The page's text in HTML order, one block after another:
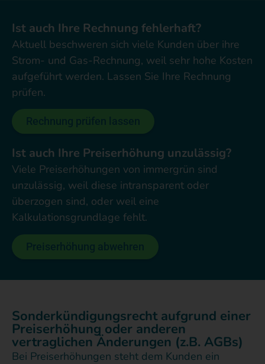
Ist auch Ihre Rechnung fehlerhaft?
Aktuell beschweren sich viele Kunden über ihre
Strom- und Gas-Rechnung, weil sehr hohe Kosten
aufgeführt werden. Lassen Sie Ihre Rechnung
prüfen.
Ist auch Ihre Preiserhöhung unzulässig?
Viele Preiserhöhungen von immergrün sind
unzulässig, weil diese intransparent oder
überzogen sind, oder weil eine
Kalkulationsgrundlage fehlt.
Sonderkündigungsrecht aufgrund einer
Preiserhöhung oder anderen
vertraglichen Änderungen (z.B. AGBs)
Bei Preiserhöhungen steht dem Kunden ein